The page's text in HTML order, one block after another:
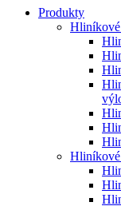
Produkty
Hliníkové